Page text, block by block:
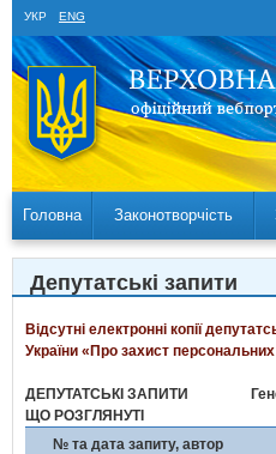
УКР ENG
Головна Законотворчість
Депутатські запити
Відсутні електронні копії
України «Про захист
ДЕПУТАТСЬКІ ЗАПИТИ
ЩО РОЗГЛЯНУТІ
№ та дата запиту, автор